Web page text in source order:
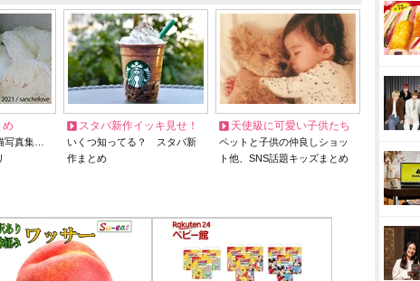
め
写真集…
スタバ新作イッキ見せ！
いくつ知ってる？ スタバ新
作まとめ
天使級に可愛い子供たち
ペットと子供の仲良しショッ
ト他、SNS話題キッズまとめ